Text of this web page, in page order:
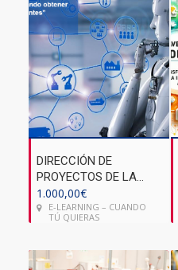
DIRECCIÓN DE
PROYECTOS DE LA
INDUSTRIA 4.0
1.000,00€
E-LEARNING – CUANDO
TÚ QUIERAS